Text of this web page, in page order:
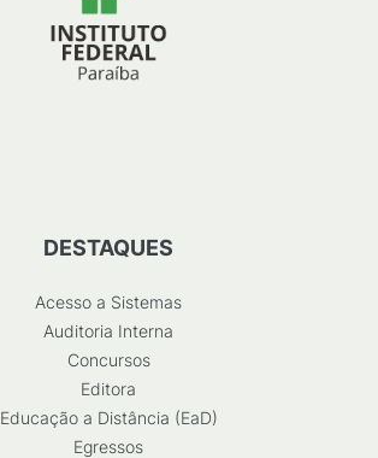
DESTAQUES
Acesso a Sistemas
Auditoria Interna
Concursos
Editora
Educação a Distância (EaD)
Egressos